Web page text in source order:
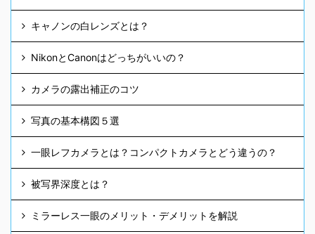
キャノンの白レンズとは？
NikonとCanonはどっちがいいの？
カメラの露出補正のコツ
写真の基本構図５選
一眼レフカメラとは？コンパクトカメラとどう違うの？
被写界深度とは？
ミラーレス一眼のメリット・デメリットを解説